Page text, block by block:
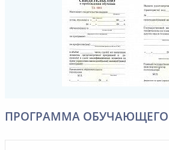
ПРОГРАММА ОБУЧАЮЩЕГО